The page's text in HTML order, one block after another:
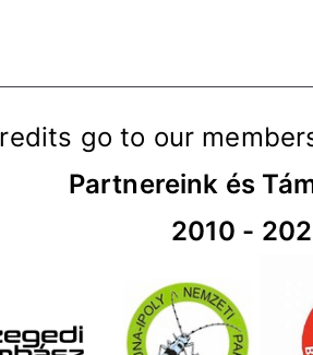
go to our
Partnereink és
2010 -